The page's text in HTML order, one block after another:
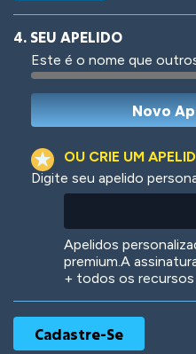
Woof
4. SEU APELIDO
Este é o nome que
OU CRIE UM
Digite seu apelido
Apelidos
premium.A
+ todos os recursos